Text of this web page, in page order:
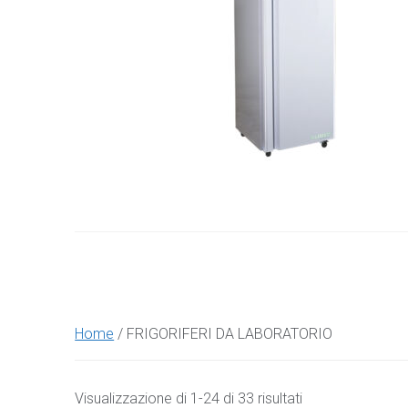
Home / FRIGORIFERI DA LABORATORIO
Visualizzazione di 1-24 di 33 risultatiPrezzo: